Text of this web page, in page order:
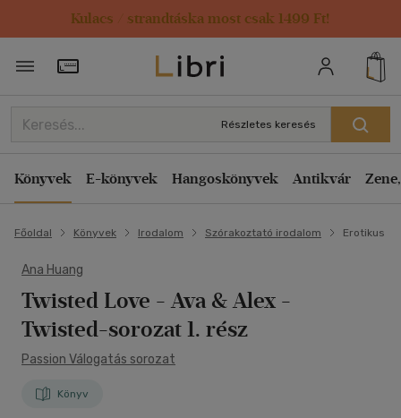
Kulacs / strandtáska most csak 1499 Ft!
Törzsvásárlói Kártya adatai
Részletes keresés
Könyvek E-könyvek Hangoskönyvek Antikvár
Főoldal Könyvek Irodalom Szórakoztató irodalom Erotikus
Ana Huang
Twisted Love - Ava & Alex -
Twisted-sorozat 1. rész
Passion Válogatás sorozat
Könyv